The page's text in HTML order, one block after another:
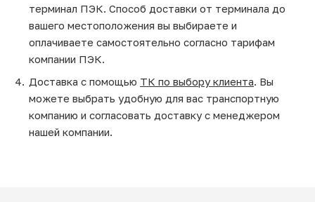
терминал ПЭК. Способ доставки от терминала до
вашего местоположения вы выбираете и
оплачиваете самостоятельно согласно тарифам
компании ПЭК.
Доставка с помощью ТК по выбору клиента. Вы
можете выбрать удобную для вас транспортную
компанию и согласовать доставку с менеджером
нашей компании.